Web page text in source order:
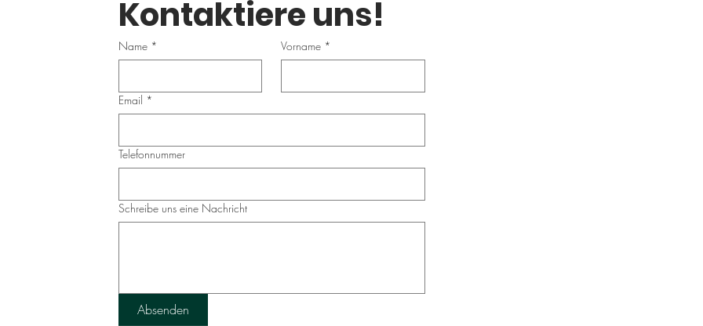
Kontaktiere uns!
Name * Vorname *
Email *
Telefonnummer
Schreibe uns eine Nachricht
Absenden